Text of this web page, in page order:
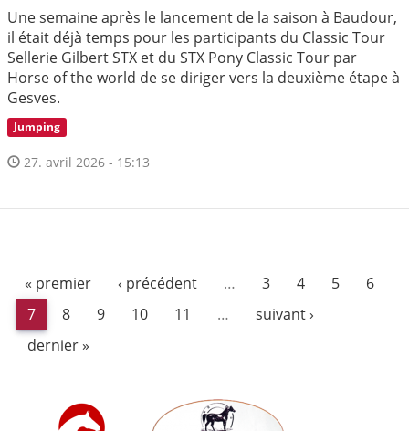
Une semaine après le lancement de la saison à Baudour,
il était déjà temps pour les participants du Classic Tour
Sellerie Gilbert STX et du STX Pony Classic Tour par
Horse of the world de se diriger vers la deuxième étape à
Gesves.
Jumping
27. avril 2026 - 15:13
« premier ‹ précédent … 3 4 5
6
7
8 9 10 11 …
suivant ›
dernier »